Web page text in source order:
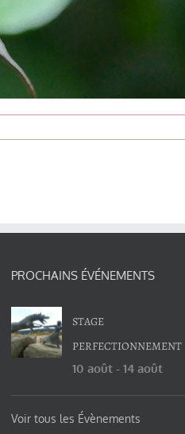
PROCHAINS ÉVÉNEMENTS
STAGE
PERFECTIONNEMENT
10 août - 14 août
Voir tous les Évènements